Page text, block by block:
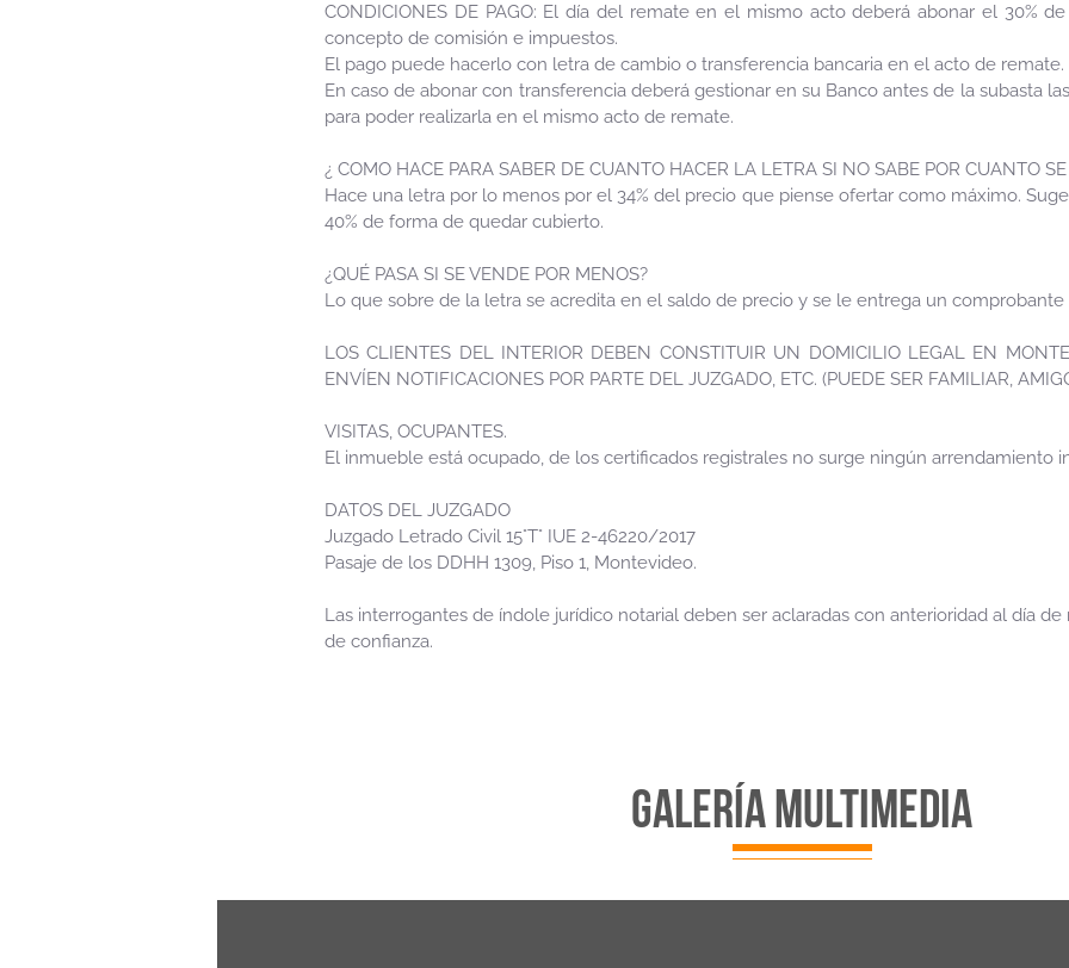
CONDICIONES DE PAGO: El día del remate en el mismo acto deberá abonar el 30%
concepto de comisión e impuestos.
El pago puede hacerlo con letra de cambio o transferencia bancaria en el acto de remate.
En caso de abonar con transferencia deberá gestionar en su Banco antes de la subasta
para poder realizarla en el mismo acto de remate.
¿ COMO HACE PARA SABER DE CUANTO HACER LA LETRA SI NO SABE POR CUANTO
Hace una letra por lo menos por el 34% del precio que piense ofertar como máximo.
40% de forma de quedar cubierto.
¿QUÉ PASA SI SE VENDE POR MENOS?
Lo que sobre de la letra se acredita en el saldo de precio y se le entrega un comprobante
LOS CLIENTES DEL INTERIOR DEBEN CONSTITUIR UN DOMICILIO LEGAL EN
ENVÍEN NOTIFICACIONES POR PARTE DEL JUZGADO, ETC. (PUEDE SER FAMILIAR,
VISITAS, OCUPANTES.
El inmueble está ocupado, de los certificados registrales no surge ningún arrendamiento
DATOS DEL JUZGADO
Juzgado Letrado Civil 15°T° IUE 2-46220/2017
Pasaje de los DDHH 1309, Piso 1, Montevideo.
Las interrogantes de índole jurídico notarial deben ser aclaradas con anterioridad al día
de confianza.
galería multimedia